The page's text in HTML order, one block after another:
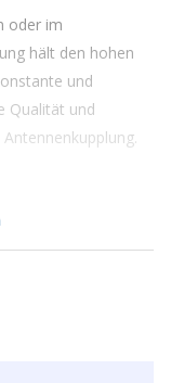
oder im
hält den hohen
und
Qualität und